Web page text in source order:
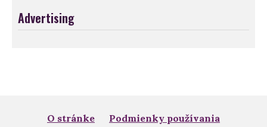
Advertising
O stránke Podmienky používania